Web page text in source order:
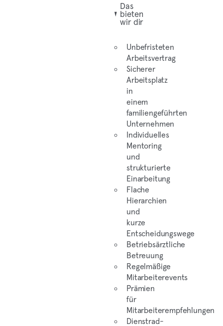
Das
bieten
wir dir
Unbefristeten
Arbeitsvertrag
Sicherer
Arbeitsplatz
in
einem
familiengeführten
Unternehmen
Individuelles
Mentoring
und
strukturierte
Einarbeitung
Flache
Hierarchien
und
kurze
Entscheidungswege
Betriebsärztliche
Betreuung
Regelmäßige
Mitarbeiterevents
Prämien
für
Mitarbeiterempfehlungen
Dienstrad-